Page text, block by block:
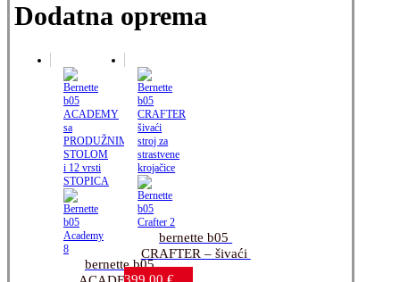
Dodatna oprema
bernette b05
bernette b05
CRAFTER – šivaći
stroj za strastvene